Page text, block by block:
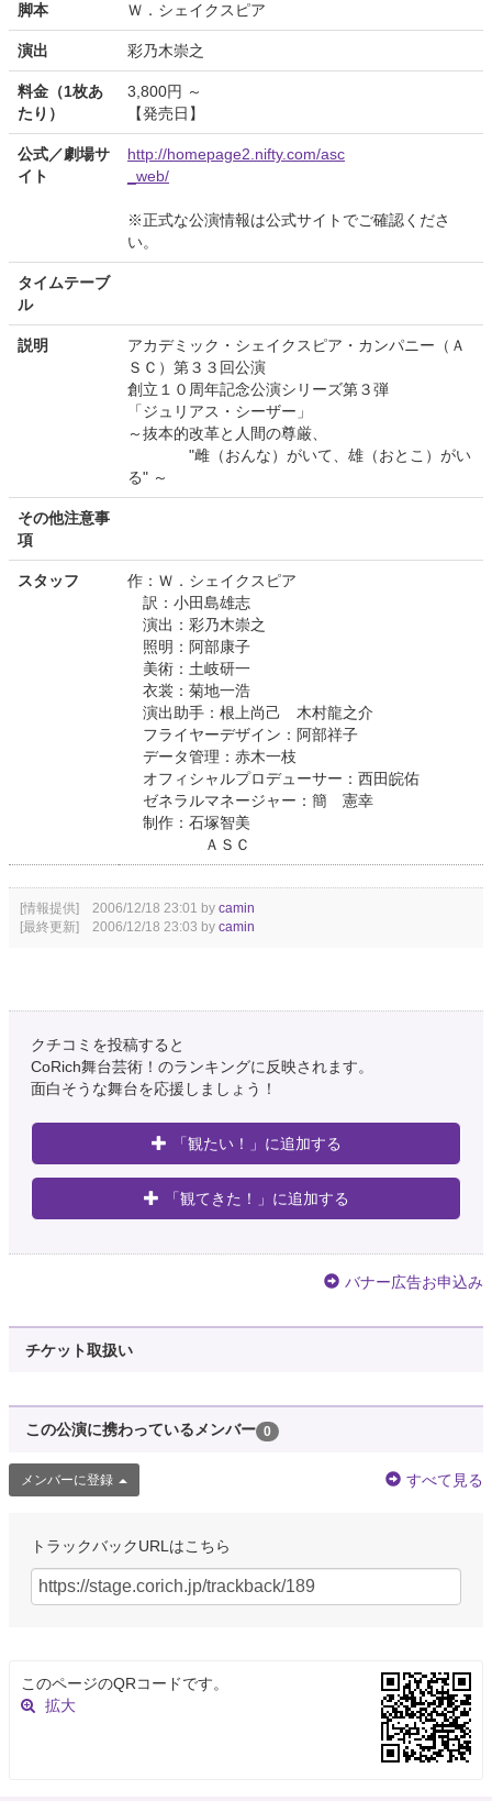
脚本 Ｗ．シェイクスピア
演出 彩乃木崇之
料金（1枚あ
たり）
3,800円 ～
【発売日】
公式／劇場サ
イト
http://homepage2.nifty.com/asc
_web/
※正式な公演情報は公式サイトでご確認くださ
い。
タイムテーブ
ル
説明
アカデミック・シェイクスピア・カンパニー（Ａ
ＳＣ）第３３回公演
創立１０周年記念公演シリーズ第３弾
「ジュリアス・シーザー」
～抜本的改革と人間の尊厳、
"雌（おんな）がいて、雄（おとこ）がい
る" ～
その他注意事
項
スタッフ
作：Ｗ．シェイクスピア
訳：小田島雄志
演出：彩乃木崇之
照明：阿部康子
美術：土岐研一
衣裳：菊地一浩
演出助手：根上尚己 木村龍之介
フライヤーデザイン：阿部祥子
データ管理：赤木一枝
オフィシャルプロデューサー：西田皖佑
ゼネラルマネージャー：簡 憲幸
制作：石塚智美
ＡＳＣ
[情報提供] 2006/12/18 23:01 by camin
[最終更新] 2006/12/18 23:03 by camin
クチコミを投稿すると
CoRich舞台芸術！のランキングに反映されます。
面白そうな舞台を応援しましょう！
「観たい！」に追加する
「観てきた！」に追加する
バナー広告お申込み
チケット取扱い
この公演に携わっているメンバー 0
メンバーに登録 すべて見る
トラックバックURLはこちら
このページのQRコードです。
拡大